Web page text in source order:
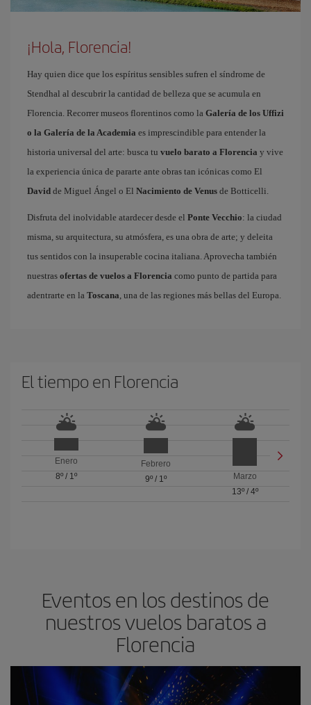
¡Hola, Florencia!
Hay quien dice que los espíritus sensibles sufren el síndrome de
Stendhal al descubrir la cantidad de belleza que se acumula en
Florencia. Recorrer museos florentinos como la Galería de los Uffizi
o la Galería de la Academia es imprescindible para entender la
historia universal del arte: busca tu vuelo barato a Florencia y vive
la experiencia única de pararte ante obras tan icónicas como El
David de Miguel Ángel o El Nacimiento de Venus de Botticelli.
Disfruta del inolvidable atardecer desde el Ponte Vecchio: la ciudad
misma, su arquitectura, su atmósfera, es una obra de arte; y deleita
tus sentidos con la insuperable cocina italiana. Aprovecha también
nuestras ofertas de vuelos a Florencia como punto de partida para
adentrarte en la Toscana, una de las regiones más bellas del Europa.
El tiempo en Florencia
Enero
8º/ 1º
Febrero
9º/ 1º
Marzo
13º/ 4º
Eventos en los destinos de
nuestros vuelos baratos a
Florencia